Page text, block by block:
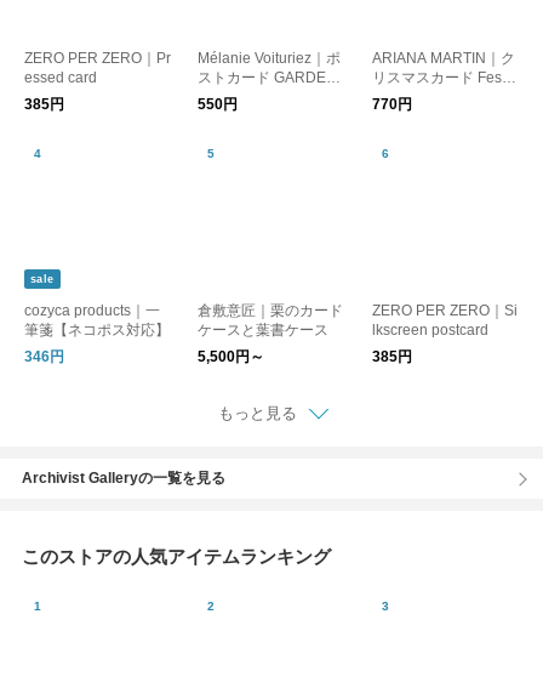
ZERO PER ZERO｜Pr
essed card
385円
Mélanie Voituriez｜ポ
ストカード GARDEN
［メール便］
550円
ARIANA MARTIN｜ク
リスマスカード Festiv
e Ribbon［メール
便］
770円
sale
cozyca products｜一
筆箋【ネコポス対応】
346円
倉敷意匠｜栗のカード
ケースと葉書ケース
5,500円～
ZERO PER ZERO｜Si
lkscreen postcard
385円
もっと見る
Archivist Galleryの一覧を見る
このストアの人気アイテムランキング